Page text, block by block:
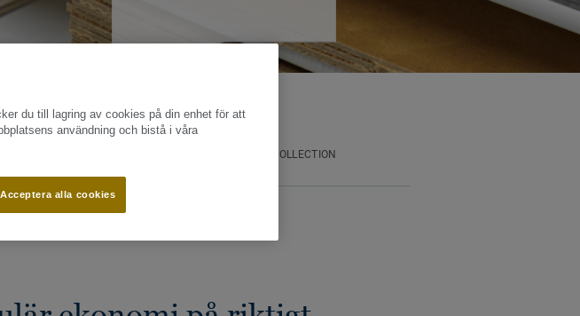
COLLECTION
GOLVTYPER I CIRCULAR COLLECTION
du till lagring av cookies på din enhet för att
användning och bistå i våra
Acceptera alla cookies